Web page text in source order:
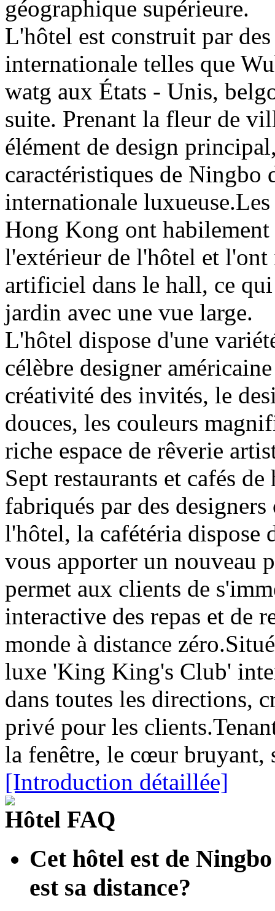
géographique supérieure.
L'hôtel est construit par
internationale telles que
watg aux États - Unis,
suite. Prenant la fleur de
élément de design
caractéristiques de Ningbo
internationale
Hong Kong ont habilement
l'extérieur de l'hôtel et l'ont
artificiel dans le hall, ce
jardin avec une vue large.
L'hôtel dispose d'une
célèbre designer
créativité des invités, le
douces, les couleurs
riche espace de rêverie
Sept restaurants et cafés
fabriqués par des
l'hôtel, la cafétéria dispose
vous apporter un nouveau
permet aux clients de
interactive des repas et de
monde à distance
luxe 'King King's Club'
dans toutes les directions,
privé pour les
la fenêtre, le cœur bruyant,
[Introduction détaillée]
Hôtel FAQ
Cet hôtel est de
est sa distance?